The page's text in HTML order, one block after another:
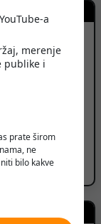
a
merenje
publike i
prate širom
ne
bilo kakve